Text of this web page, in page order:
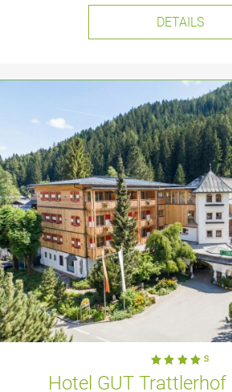
DETAILS
Hotel GUT Trattlerhof